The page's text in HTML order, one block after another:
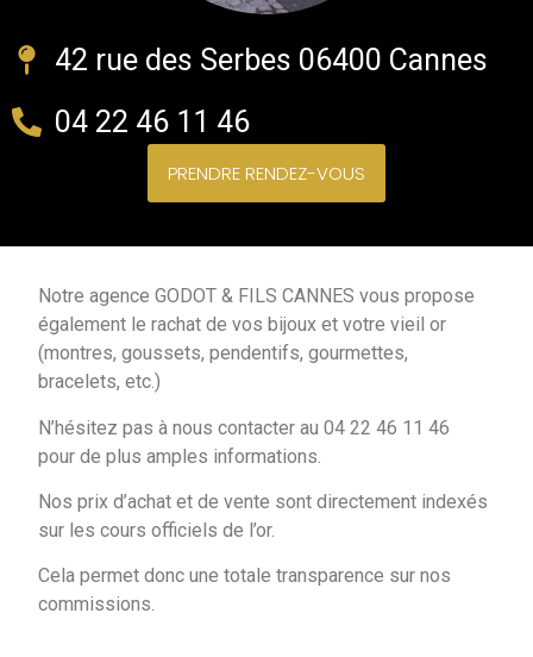
42 rue des Serbes 06400 Cannes
04 22 46 11 46
PRENDRE RENDEZ-VOUS
Notre agence GODOT & FILS CANNES vous propose
également le rachat de vos bijoux et votre vieil or
(montres, goussets, pendentifs, gourmettes,
bracelets, etc.)
N’hésitez pas à nous contacter au 04 22 46 11 46
pour de plus amples informations.
Nos prix d’achat et de vente sont directement indexés
sur les cours officiels de l’or.
Cela permet donc une totale transparence sur nos
commissions.